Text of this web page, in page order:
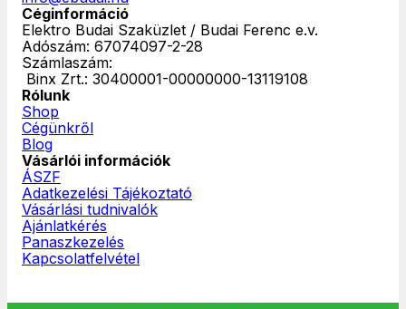
Céginformáció
Elektro Budai Szaküzlet / Budai Ferenc e.v.
Adószám: 67074097-2-28
Számlaszám:
‎ Binx Zrt.: 30400001-00000000-13119108
Rólunk
Shop
Cégünkről
Blog
Vásárlói információk
ÁSZF
Adatkezelési Tájékoztató
Vásárlási tudnivalók
Ajánlatkérés
Panaszkezelés
Kapcsolatfelvétel